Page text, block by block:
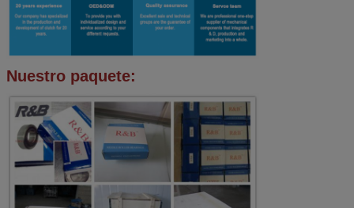
Nuestro paquete: